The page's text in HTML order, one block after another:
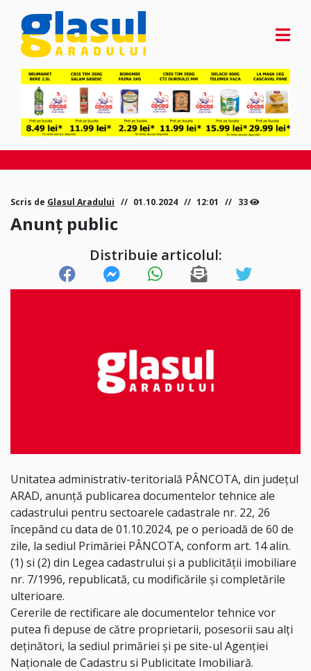
Scris de Glasul Aradului 01.10.2024 12:01 33
Anunț public
Distribuie articolul:
Unitatea administrativ-teritorială PÂNCOTA, din județul
ARAD, anunță publicarea documentelor tehnice ale
cadastrului pentru sectoarele cadastrale nr. 22, 26
începând cu data de 01.10.2024, pe o perioadă de 60 de
zile, la sediul Primăriei PÂNCOTA, conform art. 14 alin.
(1) si (2) din Legea cadastrului și a publicității imobiliare
nr. 7/1996, republicată, cu modificările și completările
ulterioare.
Cererile de rectificare ale documentelor tehnice vor
putea fi depuse de către proprietarii, posesorii sau alţi
deţinători, la sediul primăriei și pe site-ul Agenției
Naționale de Cadastru si Publicitate Imobiliară.